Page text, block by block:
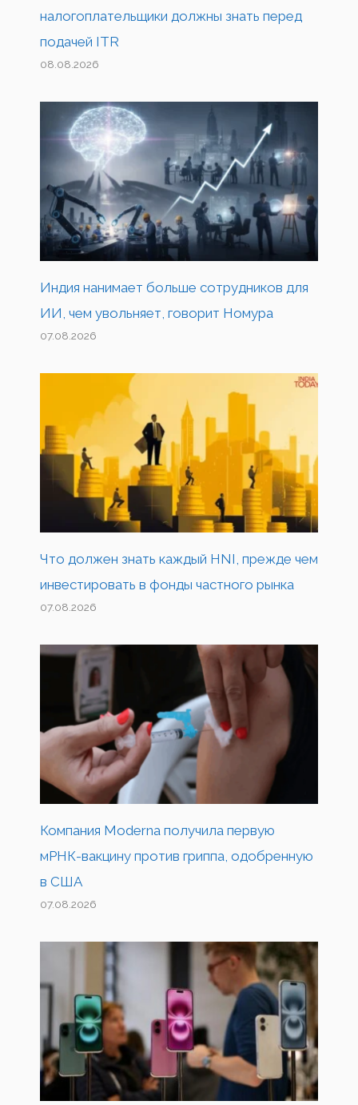
налогоплательщики должны знать перед
подачей ITR
08.08.2026
Индия нанимает больше сотрудников для
ИИ, чем увольняет, говорит Номура
07.08.2026
Что должен знать каждый HNI, прежде чем
инвестировать в фонды частного рынка
07.08.2026
Компания Moderna получила первую
мРНК-вакцину против гриппа, одобренную
в США
07.08.2026